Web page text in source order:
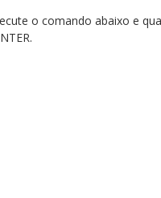
o comando abaixo e